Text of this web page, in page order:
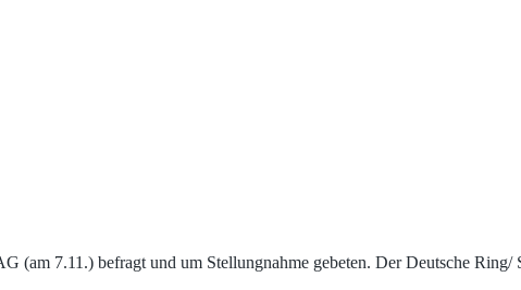
(am 7.11.) befragt und um Stellungnahme gebeten. Der Deutsche